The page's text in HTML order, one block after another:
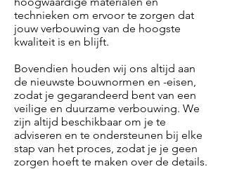
technieken om ervoor te zorgen dat
jouw verbouwing van de hoogste
kwaliteit is en blijft.
Bovendien houden wij ons altijd aan
de nieuwste bouwnormen en -eisen,
zodat je gegarandeerd bent van een
veilige en duurzame verbouwing. We
zijn altijd beschikbaar om je te
adviseren en te ondersteunen bij elke
stap van het proces, zodat je je geen
zorgen hoeft te maken over de details.